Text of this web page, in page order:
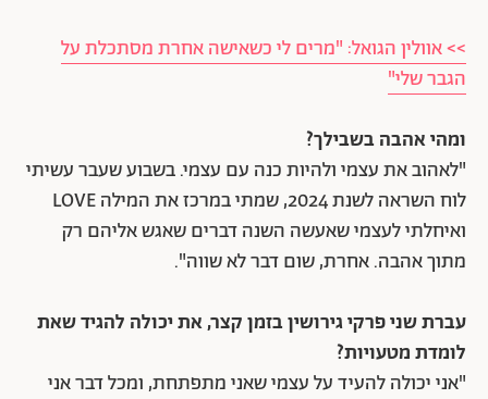
>> אוולין הגואל: "מרים לי כשאישה אחרת מסתכלת על
הגבר שלי"
ומהי אהבה בשבילך?
"לאהוב את עצמי ולהיות כנה עם עצמי. בשבוע שעבר עשיתי
לוח השראה לשנת 2024, שמתי במרכז את המילה LOVE
ואיחלתי לעצמי שאעשה השנה דברים שאגש אליהם רק
מתוך אהבה. אחרת, שום דבר לא שווה".
עברת שני פרקי גירושין בזמן קצר, את יכולה להגיד שאת
לומדת מטעויות?
"אני יכולה להעיד על עצמי שאני מתפתחת, ומכל דבר אני